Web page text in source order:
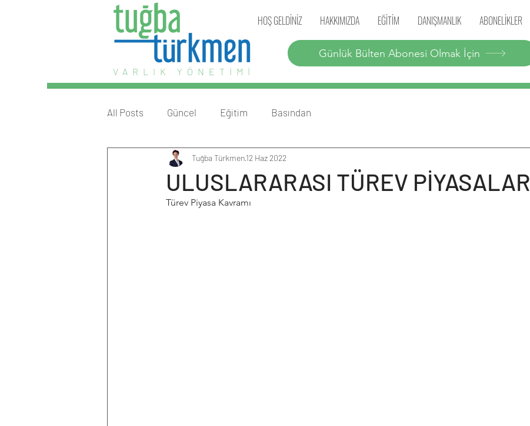
VARLIK YÖNETİMİ
HOŞ GELDİNİZ HAKKIMIZDA EĞİTİM DANIŞMANLIK ABONELİKLER
Günlük Bülten Abonesi Olmak İçin
All Posts Güncel Eğitim Basından
ULUSLARARASI TÜREV PİYASALAR
Tuğba Türkmen12 Haz 2022
Türev Piyasa Kavramı